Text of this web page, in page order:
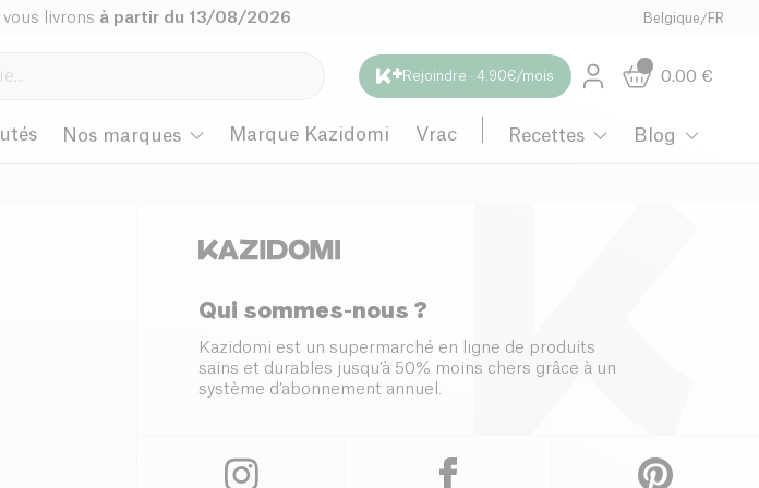
livrons à partir du 13/08/2026 Belgique /FR
Rejoindre · 4.90€/mois 0.00 €
Nos marques Marque Kazidomi Vrac Recettes Blog
Qui sommes-nous ?
Kazidomi est un supermarché en ligne de produits
sains et durables jusqu’à 50% moins chers grâce à un
système d’abonnement annuel.